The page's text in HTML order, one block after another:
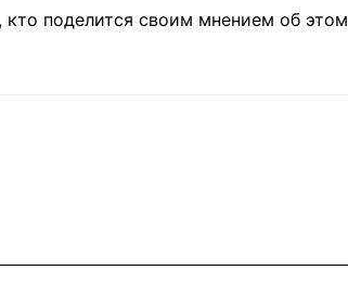
поделится своим мнением об этом